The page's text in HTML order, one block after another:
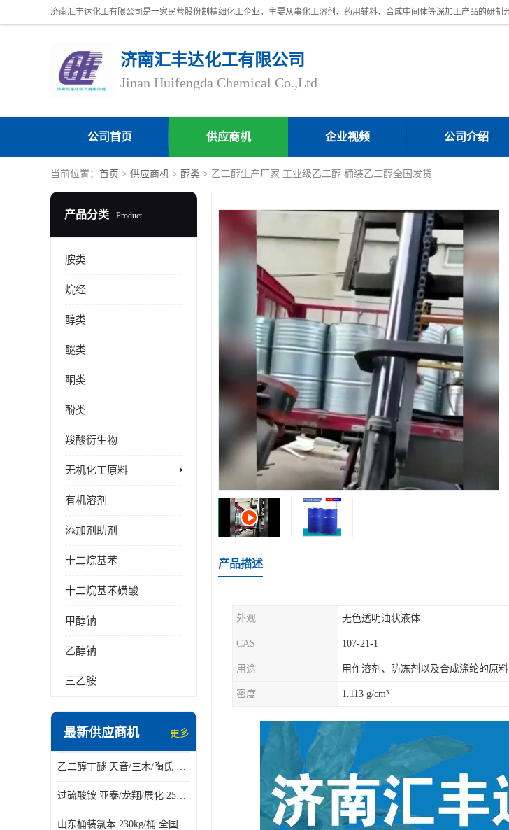
济南汇丰达化工有限公司
Jinan Huifengda Chemical Co.,Ltd
公司首页 供应商机 企业视频 公司介绍
当前位置： 首页 > 供应商机 > 醇类 > 乙二醇生产厂家 工业级乙二醇 桶装乙二醇全国发货
产品分类 Product
胺类
烷经
醇类
醚类
酮类
酚类
羧酸衍生物
无机化工原料
有机溶剂
添加剂助剂
十二烷基苯
十二烷基苯磺酸
甲醇钠
乙醇钠
三乙胺
最新供应商机 更多
乙二醇丁醚 天音/三木/陶氏 186kg/桶 BCS
过硫酸铵 亚泰/龙翔/展化 25kg/袋 7727-54-0
山东桶装氯苯 230kg/桶 全国发货108-90-7
产品描述
外观 无色透明油状液体
CAS 107-21-1
用途 用作溶剂、防冻剂以及合成涤纶的原料
密度 1.113 g/cm³